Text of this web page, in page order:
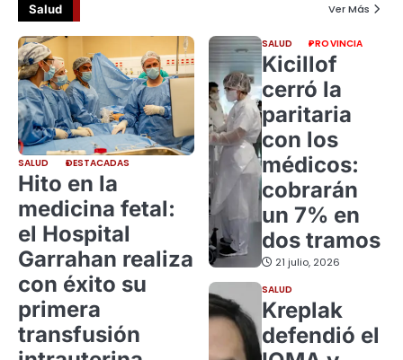
Salud Ver Más
SALUD DESTACADAS
Hito en la
medicina fetal:
el Hospital
Garrahan realiza
con éxito su
primera
transfusión
SALUD PROVINCIA
Kicillof
cerró la
paritaria
con los
médicos:
cobrarán
un 7% en
dos tramos
21 julio, 2026
SALUD
Kreplak
defendió el